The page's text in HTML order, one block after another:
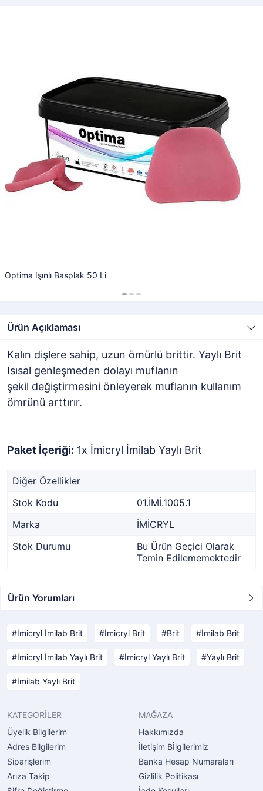
Optima Işınlı Basplak 50 Li
Ürün Açıklaması
Kalın dişlere sahip, uzun ömürlü brittir. Yaylı Brit
Isısal genleşmeden dolayı muflanın
şekil değiştirmesini önleyerek muflanın kullanım
ömrünü arttırır.
Paket İçeriği: 1x İmicryl İmilab Yaylı Brit
Diğer Özellikler
Stok Kodu
01.İMİ.1005.1
Marka
İMİCRYL
Stok Durumu
Bu Ürün Geçici Olarak
Temin Edilememektedir
Ürün Yorumları
İmicryl İmilab Brit İmicryl Brit Brit İmilab Brit
İmicryl İmilab Yaylı Brit İmicryl Yaylı Brit Yaylı Brit
İmilab Yaylı Brit
KATEGORİLER
Üyelik Bilgilerim
Adres Bilgilerim
Siparişlerim
Arıza Takip
MAĞAZA
Hakkımızda
İletişim Bİlgilerimiz
Banka Hesap Numaraları
Gizlilik Politikası